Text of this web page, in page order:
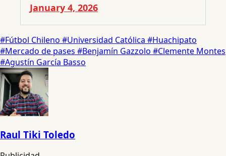
January 4, 2026
#Fútbol Chileno #Universidad Católica #Huachipato
#Mercado de pases #Benjamín Gazzolo #Clemente Montes
#Agustín García Basso
Raul Tiki Toledo